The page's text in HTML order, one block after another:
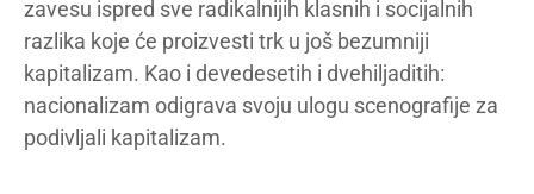
zavesu ispred sve radikalnijih klasnih i socijalnih
razlika koje će proizvesti trk u još bezumniji
kapitalizam. Kao i devedesetih i dvehiljaditih:
nacionalizam odigrava svoju ulogu scenografije za
podivljali kapitalizam.